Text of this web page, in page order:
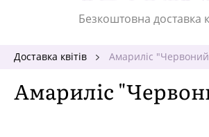
Безкоштовна доставка
Доставка квітів Амариліс
Амариліс